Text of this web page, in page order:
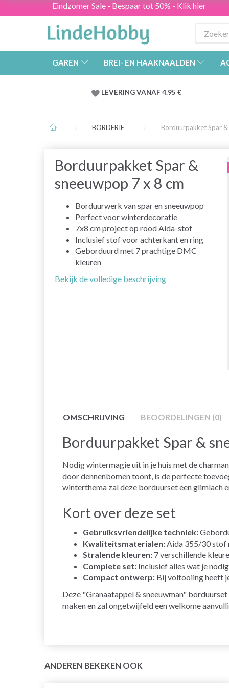
Eindzomer Sale - Bespaar tot 50% - Klik hier
GAREN BREI- EN HAAKNAALDEN
LEVERING VANAF 4.95 €
BORDERIE Borduurpakket Spar
Borduurpakket Spar &
sneeuwpop 7 x 8 cm
Borduurwerk van spar en sneeuwpop
Perfect voor winterdecoratie
7x8 cm project op rood Aida-stof
Inclusief stof voor achterkant en ring
Geborduurd met 7 prachtige DMC
kleuren
Bekijk de volledige beschrijving
OMSCHRIJVING BEOORDELINGEN (0)
Borduurpakket Spar &
Nodig wintermagie uit in je huis met de
door dennenbomen toont, is de perfecte
winterthema zal deze borduurset een glimlach
Kort over deze set
Gebruiksvriendelijke techniek:
Kwaliteitsmaterialen:Aida 355/30 stof
Stralende kleuren: 7 verschillende
Complete set: Inclusief alles wat je
Compact ontwerp: Bij voltooiing heeft
Deze "Granaatappel & sneeuwman"
maken en zal ongetwijfeld een welkome
ANDEREN BEKEKEN OOK